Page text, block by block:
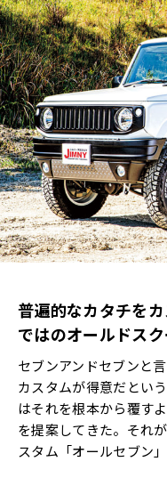
普遍的なカタチを
ではのオールドス
セブンアンドセブンと
カスタムが得意だとい
はそれを根本から覆す
を提案してきた。それ
スタム「オールセブン